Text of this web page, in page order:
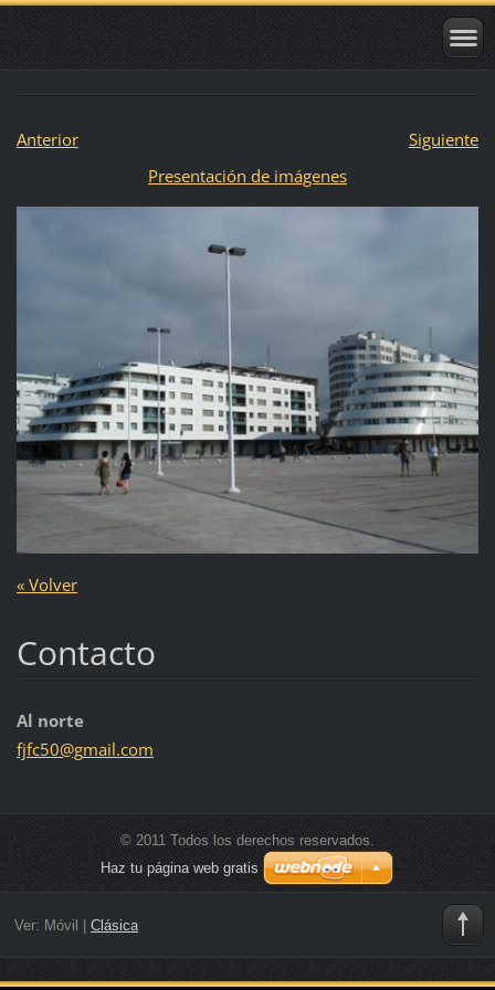
Anterior
Siguiente
Presentación de imágenes
« Volver
Contacto
Al norte
fjfc50@gmail.com
© 2011 Todos los derechos reservados.
Haz tu página web gratis
Ver: Móvil Clásica